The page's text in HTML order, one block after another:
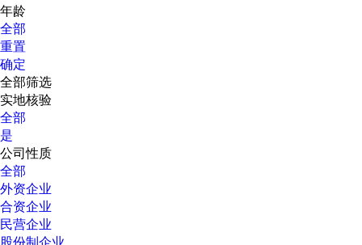
年龄
全部
重置
确定
全部筛选
实地核验
全部
是
公司性质
全部
外资企业
合资企业
民营企业